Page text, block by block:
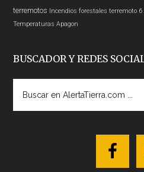
terremotos Incendios forestales terremoto 6
Temperaturas Apagon
BUSCADOR Y REDES
AlertaTierra.com